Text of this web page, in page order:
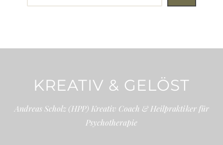
KREATIV & GELÖST
Andreas Scholz (HPP) Kreativ Coach & Heilpraktiker für
Psychotherapie